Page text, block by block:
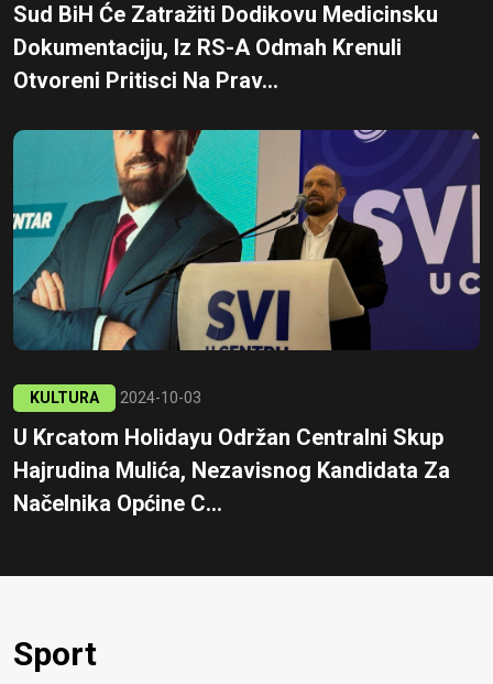
Sud BiH Će Zatražiti Dodikovu Medicinsku
Dokumentaciju, Iz RS-A Odmah Krenuli
Otvoreni Pritisci Na Prav...
KULTURA 2024-10-03
U Krcatom Holidayu Održan Centralni Skup
Hajrudina Mulića, Nezavisnog Kandidata Za
Načelnika Općine C...
Sport